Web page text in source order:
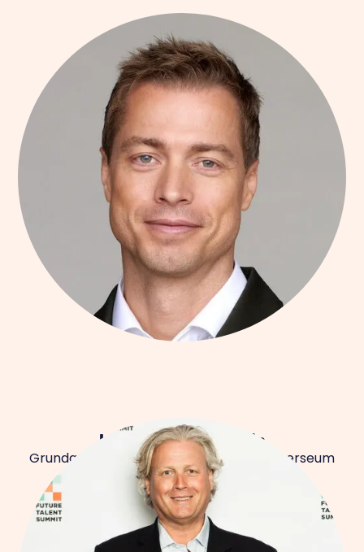
Jacob Rudbäck
Vd och grundare av Yepstr
Lars-Henrik Friis Molin
Grundare av Talent Venture Group, Universeum
och Just Arrived Sweden